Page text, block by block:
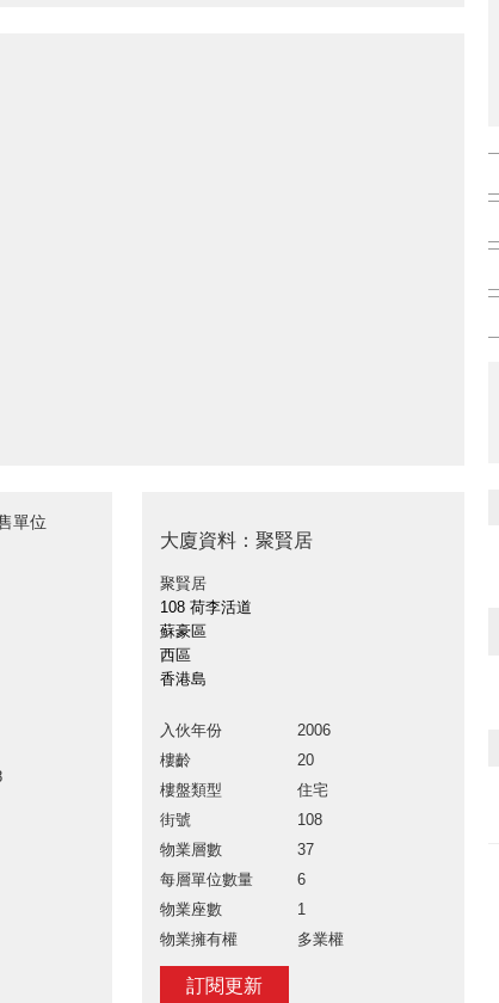
單位
大廈資料：聚賢居
聚賢居
108 荷李活道
蘇豪區
西區
香港島
入伙年份
2006
樓齡
20
樓盤類型
住宅
街號
108
物業層數
37
每層單位數量
6
物業座數
1
物業擁有權
多業權
訂閱更新